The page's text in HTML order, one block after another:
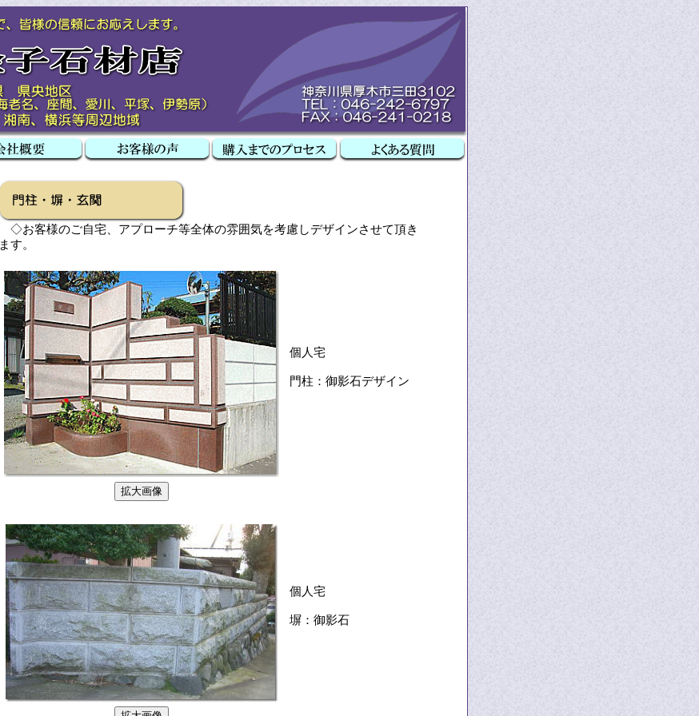
◇お客様のご自宅、アプローチ等全体の雰囲気を考慮しデザインさせて頂き
ます。
個人宅
門柱：御影石デザイン
個人宅
塀：御影石